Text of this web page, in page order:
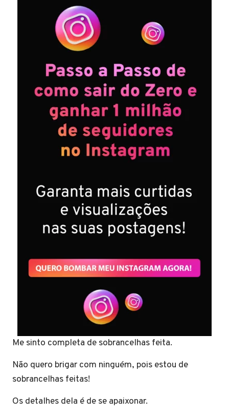
Me sinto completa de sobrancelhas feita.
Não quero brigar com ninguém, pois estou de
sobrancelhas feitas!
Os detalhes dela é de se apaixonar.